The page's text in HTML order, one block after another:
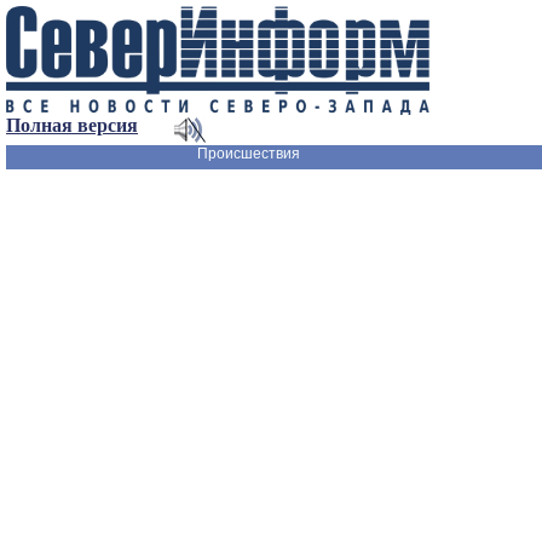
Полная версия
Происшествия